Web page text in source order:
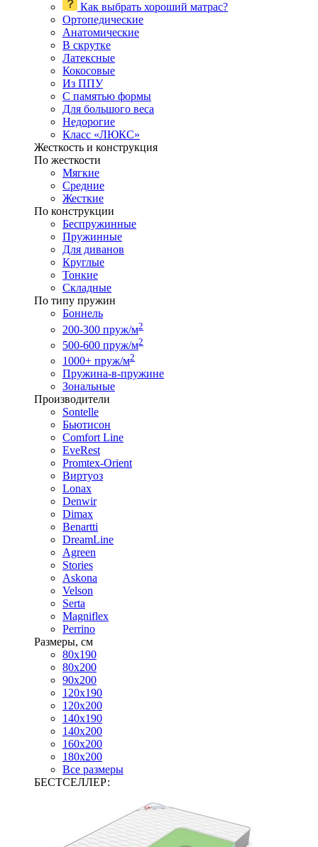
Как выбрать хороший матрас?
Ортопедические
Анатомические
В скрутке
Латексные
Кокосовые
Из ППУ
С памятью формы
Для большого веса
Недорогие
Класс «ЛЮКС»
Жесткость и конструкция
По жесткости
Мягкие
Средние
Жесткие
По конструкции
Беспружинные
Пружинные
Для диванов
Круглые
Тонкие
Складные
По типу пружин
Боннель
200-300 пруж/м2
500-600 пруж/м2
1000+ пруж/м2
Пружина-в-пружине
Зональные
Производители
Sontelle
Бьютисон
Comfort Line
EveRest
Promtex-Orient
Виртуоз
Lonax
Denwir
Dimax
Benartti
DreamLine
Agreen
Stories
Askona
Velson
Serta
Magniflex
Perrino
Размеры, см
80х190
80х200
90х200
120х190
120х200
140х190
140х200
160х200
180х200
Все размеры
БЕСТСЕЛЛЕР: